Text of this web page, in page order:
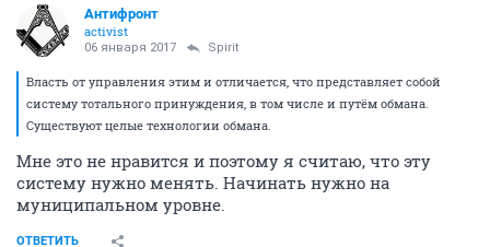
Антифронт
activist
06 января 2017 Spirit
Власть от управления этим и отличается, что представляет собой
систему тотального принуждения, в том числе и путём обмана.
Существуют целые технологии обмана.
Мне это не нравится и поэтому я считаю, что эту
систему нужно менять. Начинать нужно на
муниципальном уровне.
ОТВЕТИТЬ